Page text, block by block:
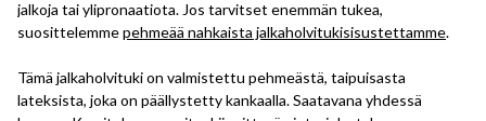
jalkoja tai ylipronaatiota. Jos tarvitset enemmän tukea,
suosittelemmepehmeää nahkaista jalkaholvitukisisustettamme.
Tämä jalkaholvituki on valmistettu pehmeästä, taipuisasta
lateksista, joka on päällystetty kankaalla. Saatavana yhdessä